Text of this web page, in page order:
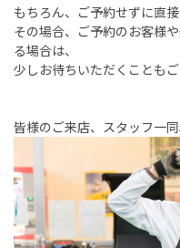
もちろん、ご予約せずに直
その場合、ご予約のお客様
る場合は、
少しお待ちいただくことも
皆様のご来店、スタッフ一